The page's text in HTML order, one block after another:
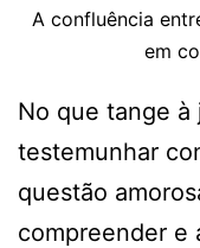
A confluência
em
No que tange
testemunhar
questão
compreender e